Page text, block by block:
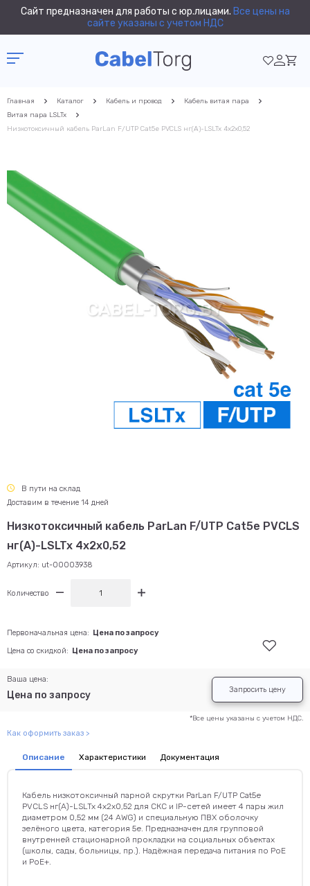
Сайт предназначен для работы с юр.лицами. Все цены на
сайте указаны с учетом НДС
Главная Каталог Кабель и провод
Кабель витая пара
Витая пара LSLTx
Низкотоксичный кабель ParLan F/UTP Cat5e PVCLS нг(А)-LSLTx 4х2х0,52
Низкотоксичный кабель ParLan F/UTP Cat5e PVCLS
нг(А)-LSLTx 4х2х0,52
Артикул: ut-00003938
В пути на склад
Доставим в течение 14 дней
Количество
Ваша цена:
Цена по запросу
Первоначальная цена: Цена по запросу
Цена со скидкой: Цена по запросу
*Все цены указаны с учетом НДС.
Запросить цену
Как оформить заказ >
Описание Характеристики Документация
Кабель низкотоксичный парной скрутки ParLan F/UTP Cat5e
PVCLS нг(А)-LSLTx 4х2х0,52 для СКС и IP-сетей имеет 4 пары жил
диаметром 0,52 мм (24 AWG) и специальную ПВХ оболочку
зелёного цвета, категория 5e. Предназначен для групповой
внутренней стационарной прокладки на социальных объектах
(школы, сады, больницы, пр.). Надёжная передача питания по PoE
и PoE+.